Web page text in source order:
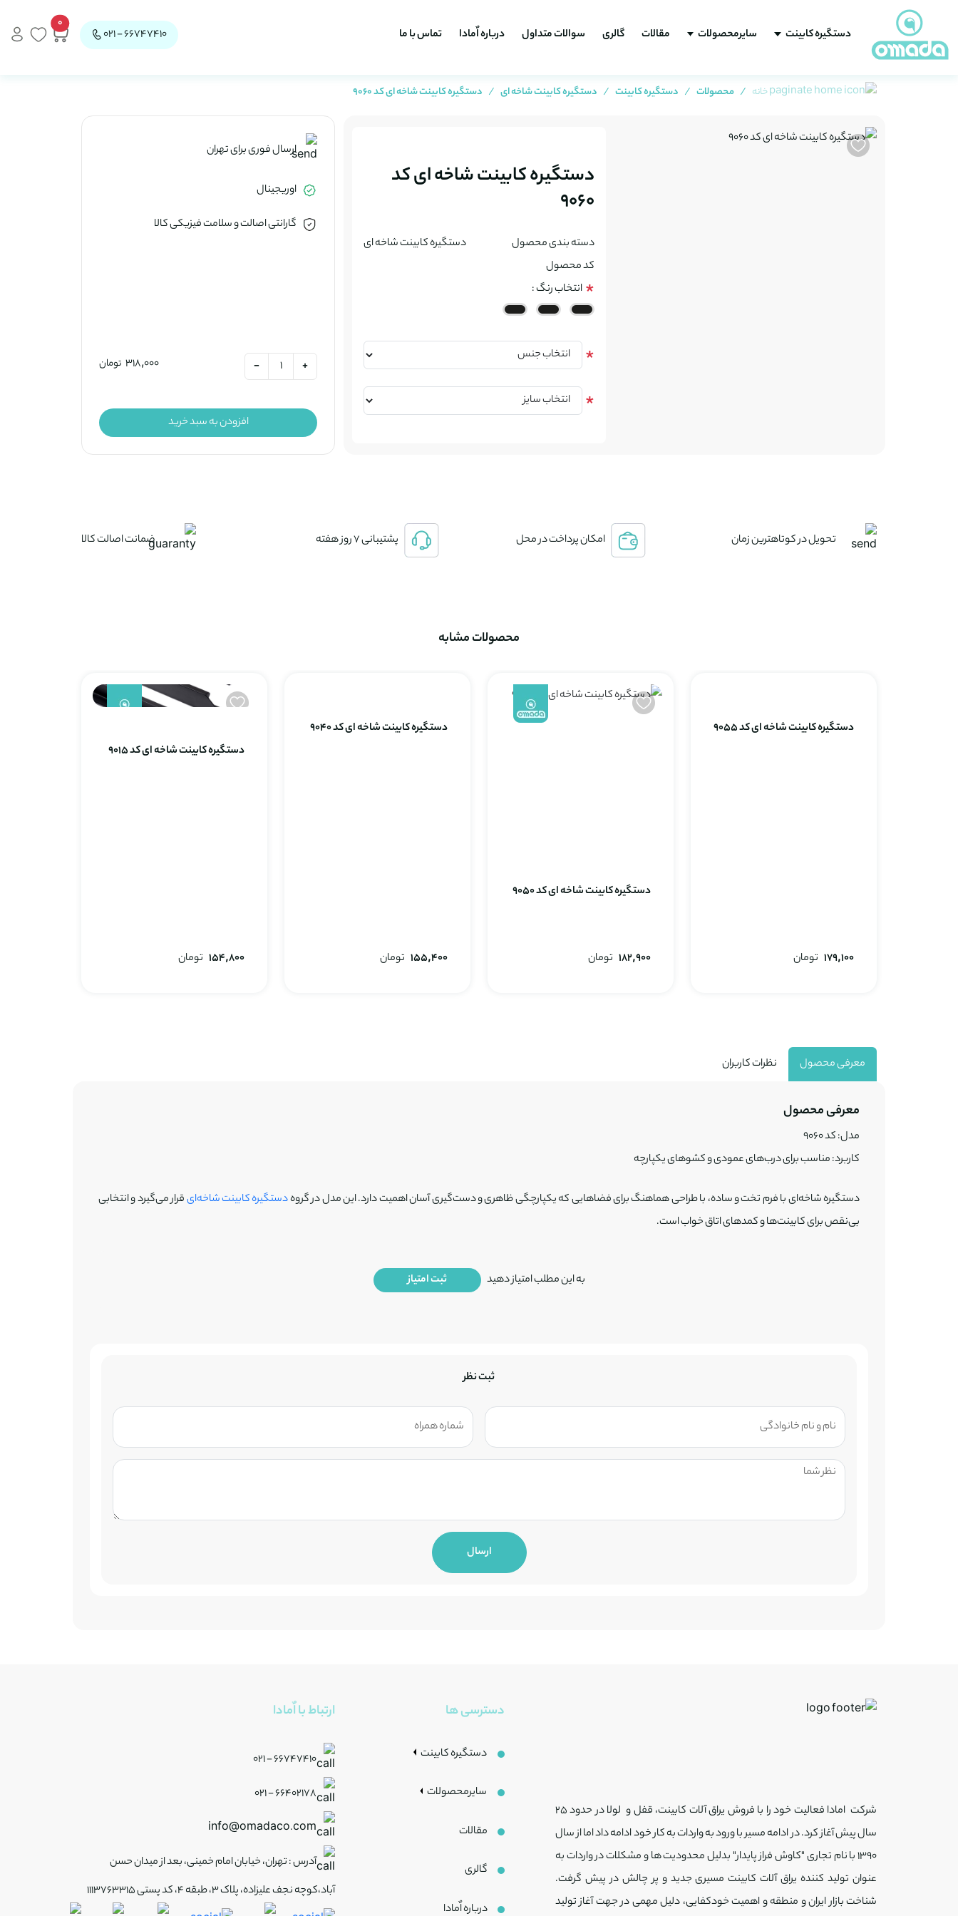
دستگیره کابینت سایرمحصولات مقالات گالری سوالات متداول درباره اٌمادا تماس با ما 66747410 - 021
0
خانه محصولات دستگیره کابینت دستگیره کابینت شاخه ای دستگیره کابینت شاخه ای کد 9060
دستگیره کابینت شاخه ای کد
9060
دسته بندی محصول
دستگیره کابینت شاخه ای
کد محصول
انتخاب رنگ :
ارسال فوری برای تهران
اوریجینال
گارانتی اصالت و سلامت فیزیکی کالا
+
-
318,000 تومان
افزودن به سبد خرید
تحویل در کوتاهترین زمان امکان پرداخت در محل پشتیبانی 7 روز هفته ضمانت اصالت کالا
محصولات مشابه
دستگیره کابینت شاخه ای کد 9055
179,100 تومان
دستگیره کابینت شاخه ای کد 9050
182,900 تومان
دستگیره کابینت شاخه ای کد 9040
155,400 تومان
دستگیره کابینت شاخه ای کد 9015
154,800 تومان
معرفی محصول نظرات کاربران
معرفی محصول
مدل: کد 9060
کاربرد: مناسب برای درب‌های عمودی و کشوهای یکپارچه
دستگیره شاخه‌ای با فرم تخت و ساده، با طراحی هماهنگ برای فضاهایی که یکپارچگی ظاهری و دست‌گیری آسان اهمیت دارد. این مدل در گروهدستگیره کابینت شاخه‌ایقرار می‌گیرد و انتخابی
بی‌نقص برای کابینت‌ها و کمدهای اتاق خواب است.
به این مطلب امتیاز دهید ثبت امتیاز
ثبت نظر
ارسال
شرکت امادا فعالیت خود را با فروش یراق آلات کابینت، قفل و لولا در حدود 25
سال پیش آغاز کرد. در ادامه مسیر با ورود به واردات به کار خود ادامه داد اما از سال
1390 با نام تجاری "کاوش فراز پایدار" بدلیل محدودیت ها و مشکلات در واردات به
عنوان تولید کننده یراق آلات کابینت مسیری جدید و پر چالش در پیش گرفت.
شناخت بازار ایران و منطقه و اهمیت خودکفایی، دلیل مهمی در جهت آغاز تولید
دسترسی ها
دستگیره کابینت
سایرمحصولات
مقالات
گالری
درباره اٌمادا
ارتباط با اٌمادا
66747410 - 021
66402178 - 021
info@omadaco.com
آدرس : تهران، خیابان امام خمینی، بعد از میدان حسن
آباد،کوچه نجف علیزاده، پلاک 3، طبقه 4، کد پستی 1113763315